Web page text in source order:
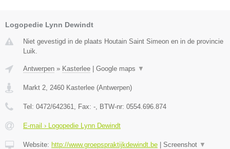
Logopedie Lynn Dewindt
Niet gevestigd in de plaats Houtain Saint Simeon en in de provincie
Luik.
Antwerpen » Kasterlee | Google maps ▼
Markt 2 2460 Kasterlee (Antwerpen)
Tel: 0472/642361 , Fax: - , BTW-nr: 0554.696.874
E-mail › Logopedie Lynn Dewindt
Website: http://www.groepspraktijkdewindt.be | Screenshot ▼